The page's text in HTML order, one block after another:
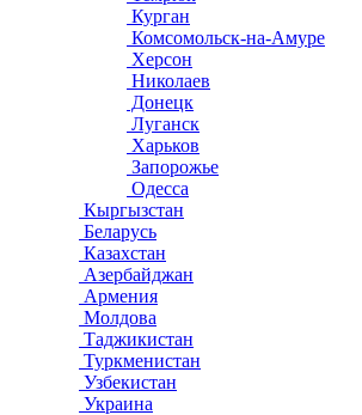
Курган
Комсомольск-на-Амуре
Херсон
Николаев
Донецк
Луганск
Харьков
Запорожье
Одесса
Кыргызстан
Беларусь
Казахстан
Азербайджан
Армения
Молдова
Таджикистан
Туркменистан
Узбекистан
Украина